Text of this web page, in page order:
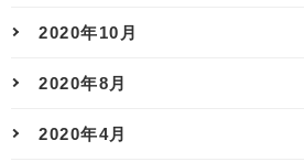
2020年10月
2020年8月
2020年4月